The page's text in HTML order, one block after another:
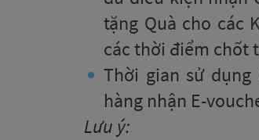
tặng Quà cho các
các thời điểm chốt
Thời gian sử dụng
hàng nhận E-
Lưu ý: